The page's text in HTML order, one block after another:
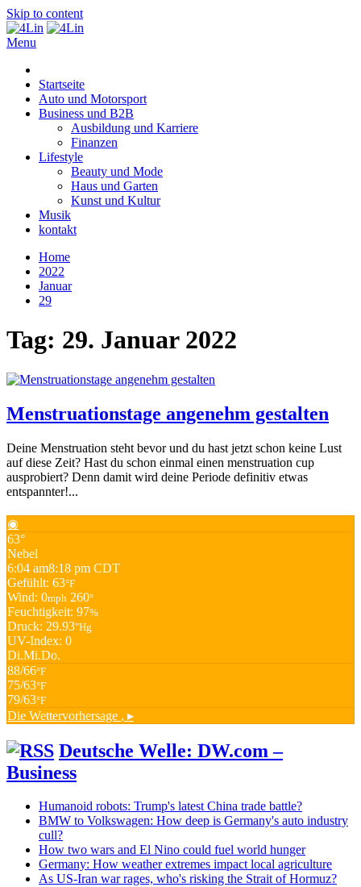
Skip to content
Menu
Startseite
Auto und Motorsport
Business und B2B
Ausbildung und Karriere
Finanzen
Lifestyle
Beauty und Mode
Haus und Garten
Kunst und Kultur
Musik
kontakt
Home
2022
Januar
29
Tag: 29. Januar 2022
Menstruationstage angenehm gestalten
Deine Menstruation steht bevor und du hast jetzt schon keine Lust
auf diese Zeit? Hast du schon einmal einen menstruation cup
ausprobiert? Denn damit wird deine Periode definitiv etwas
entspannter!...
◉
63°
Nebel
6:04 am8:18 pm CDT
Gefühlt: 63°F
Wind: 0mph 260°
Feuchtigkeit: 97%
Druck: 29.93"Hg
UV-Index: 0
Di.Mi.Do.
88/66°F
75/63°F
79/63°F
Die Wettervorhersage , ▸
Deutsche Welle: DW.com –
Business
Humanoid robots: Trump's latest China trade battle?
BMW to Volkswagen: How deep is Germany's auto industry
cull?
How two wars and El Nino could fuel world hunger
Germany: How weather extremes impact local agriculture
As US-Iran war rages, who's risking the Strait of Hormuz?